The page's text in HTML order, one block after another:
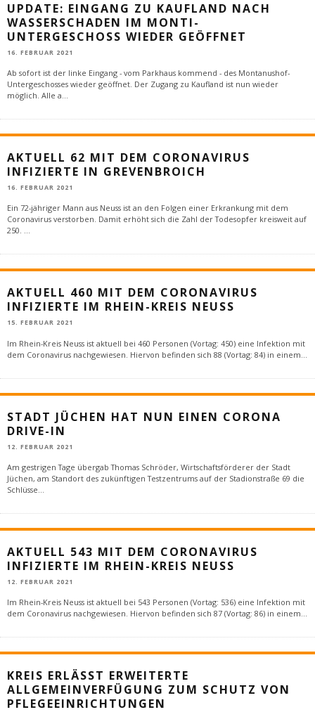
UPDATE: EINGANG ZU KAUFLAND NACH
WASSERSCHADEN IM MONTI-
UNTERGESCHOSS WIEDER GEÖFFNET
16. FEBRUAR 2021
Ab sofort ist der linke Eingang - vom Parkhaus kommend - des Montanushof-
Untergeschosses wieder geöffnet. Der Zugang zu Kaufland ist nun wieder
möglich. Alle a...
AKTUELL 62 MIT DEM CORONAVIRUS
INFIZIERTE IN GREVENBROICH
16. FEBRUAR 2021
Ein 72-jähriger Mann aus Neuss ist an den Folgen einer Erkrankung mit dem
Coronavirus verstorben. Damit erhöht sich die Zahl der Todesopfer kreisweit auf
250. ...
AKTUELL 460 MIT DEM CORONAVIRUS
INFIZIERTE IM RHEIN-KREIS NEUSS
15. FEBRUAR 2021
Im Rhein-Kreis Neuss ist aktuell bei 460 Personen (Vortag: 450) eine Infektion mit
dem Coronavirus nachgewiesen. Hiervon befinden sich 88 (Vortag: 84) in einem
STADT JÜCHEN HAT NUN EINEN CORONA
DRIVE-IN
12. FEBRUAR 2021
Am gestrigen Tage übergab Thomas Schröder, Wirtschaftsförderer der Stadt
Jüchen, am Standort des zukünftigen Testzentrums auf der Stadionstraße 69 die
Schlüsse
AKTUELL 543 MIT DEM CORONAVIRUS
INFIZIERTE IM RHEIN-KREIS NEUSS
12. FEBRUAR 2021
Im Rhein-Kreis Neuss ist aktuell bei 543 Personen (Vortag: 536) eine Infektion mit
dem Coronavirus nachgewiesen. Hiervon befinden sich 87 (Vortag: 86) in einem
KREIS ERLÄSST ERWEITERTE
ALLGEMEINVERFÜGUNG ZUM SCHUTZ VON
PFLEGEEINRICHTUNGEN